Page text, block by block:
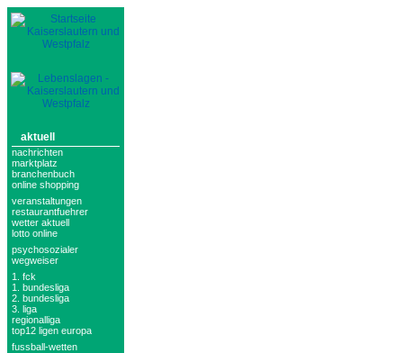
aktuell
nachrichten
marktplatz
branchenbuch
online shopping
veranstaltungen
restaurantfuehrer
wetter aktuell
lotto online
psychosozialer
wegweiser
1. fck
1. bundesliga
2. bundesliga
3. liga
regionalliga
top12 ligen europa
fussball-wetten